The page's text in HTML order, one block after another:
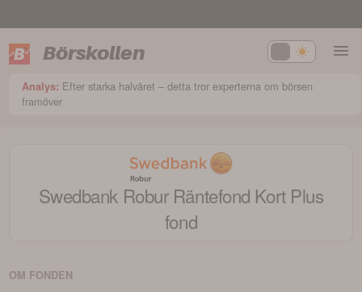
Börskollen
Analys: Efter starka halvåret – detta tror experterna om börsen
framöver
Swedbank Robur Räntefond Kort Plus
fond
OM FONDEN